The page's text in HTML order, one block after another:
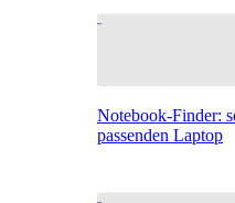
Notebook-Finder:
passenden Laptop